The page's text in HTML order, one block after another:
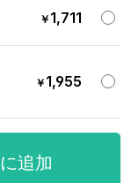
￥ 1,711
￥ 1,955
追加